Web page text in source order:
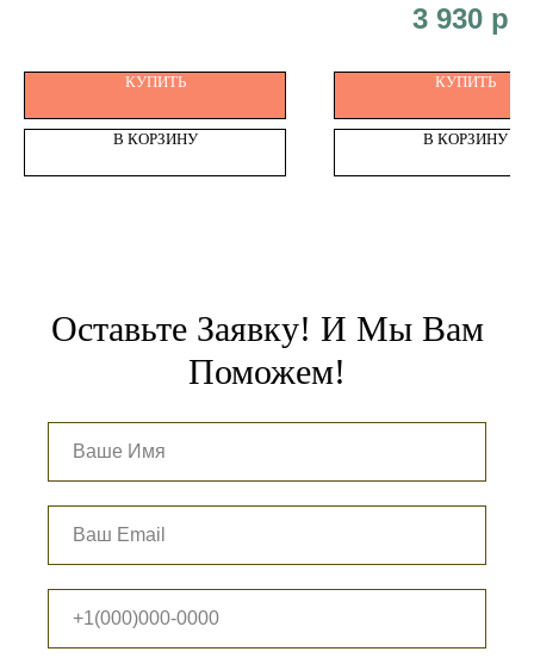
КУПИТЬ
В КОРЗИНУ
3 930 р.
КУПИТЬ
В КОРЗИНУ
Оставьте Заявку! И Мы Вам
Поможем!